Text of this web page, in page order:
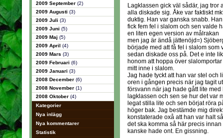
2009 September (2)
2009 Augusti (3)
2009 Juli (3)
2009 Juni (5)
2009 Maj (5)
2009 April (4)
2009 Mars (3)
2009 Februari (6)
2009 Januari (3)
2008 December (6)
2008 November (1)
2008 Oktober (4)
Kategorier
Nya inlägg
Nya kommentarer
Statistik
Lagklassen gick väl sådär, jag tror
alla diskade sig. Åke var faktiskt
duktig. Han var ganska snabb. Han
fick fem fel i slalom och sen valde
en liten egen version av målrakan
men jag är ändå jättenöjd=)
började med att få fel i slalom som
sedan diskade oss på. Det e inte
honom att hoppa över slalomportar
mitt inne i slalom.
Jag hade tyckt att han var stel och
oren i gången precis när jag tagit
försvann när jag hade gått lite
lagklassen och sen se hur det var
legat stilla lite och sen börjat röra
höger bak. Jag bestämde mig
konstaterade oxå att han var halt
det ska komma så här precis
kanske hade ont. En gissning.